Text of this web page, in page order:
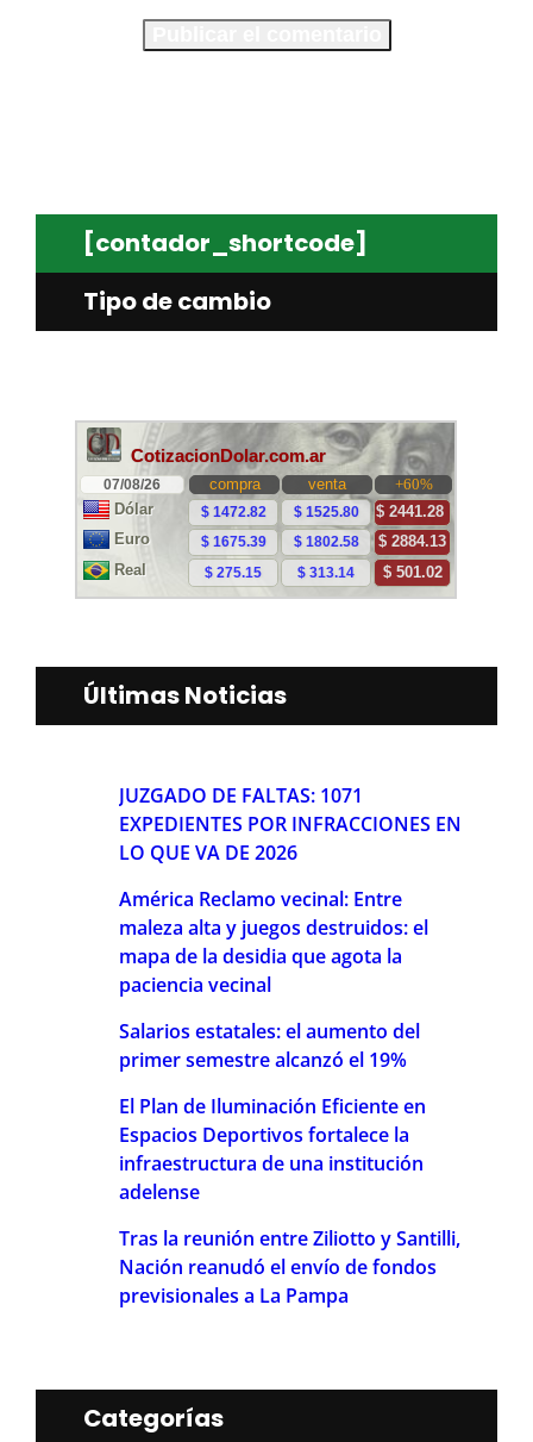
[contador_shortcode]
Tipo de cambio
Últimas Noticias
JUZGADO DE FALTAS: 1071
EXPEDIENTES POR INFRACCIONES EN
LO QUE VA DE 2026
América Reclamo vecinal: Entre
maleza alta y juegos destruidos: el
mapa de la desidia que agota la
paciencia vecinal
Salarios estatales: el aumento del
primer semestre alcanzó el 19%
El Plan de Iluminación Eficiente en
Espacios Deportivos fortalece la
infraestructura de una institución
adelense
Tras la reunión entre Ziliotto y Santilli,
Nación reanudó el envío de fondos
previsionales a La Pampa
Categorías